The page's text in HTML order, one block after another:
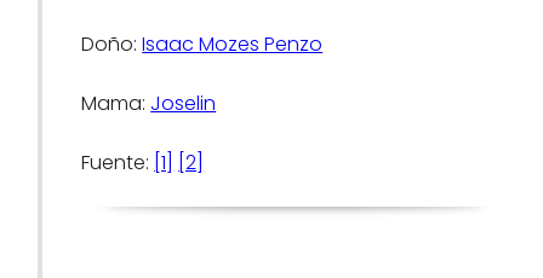
Doño:Isaac Mozes Penzo
Mama: Joselin
Fuente: [1] [2]